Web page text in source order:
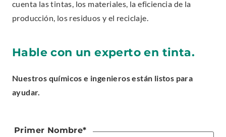
cuenta las tintas, los materiales, la eficiencia de la
producción, los residuos y el reciclaje.
Hable con un experto en tinta.
Nuestros químicos e ingenieros están listos para
ayudar.
Primer Nombre*